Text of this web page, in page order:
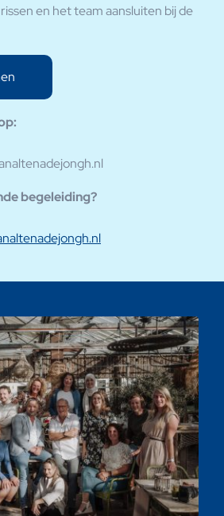
en het team aansluiten bij de
begeleiding?